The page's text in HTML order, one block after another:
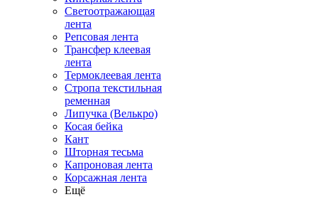
Светоотражающая
лента
Репсовая лента
Трансфер клеевая
лента
Термоклеевая лента
Стропа текстильная
ременная
Липучка (Велькро)
Косая бейка
Кант
Шторная тесьма
Капроновая лента
Корсажная лента
Ещё